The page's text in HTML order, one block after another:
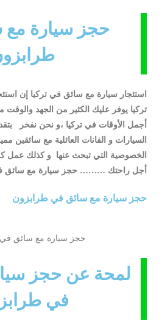
حجز سيارة
استئجار سيارة مع سائق في تركيا إن
تركيا يوفر عليك الكثير من الجهد والوقت
أجمل الأوقات في تركيا ،و نحن نفخر
السيارات و الفانات العائلية مع سائقين
الخصوصية التي تبحث عنها و كذلك عمل
أجل راحتك ……… حجز سيارة مع سائق
حجز سيارة مع سائق في طرابزون
حجز سيارة مع سائق
لمحة عن حجز
في